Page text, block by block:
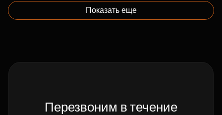
Показать еще
Перезвоним в течение